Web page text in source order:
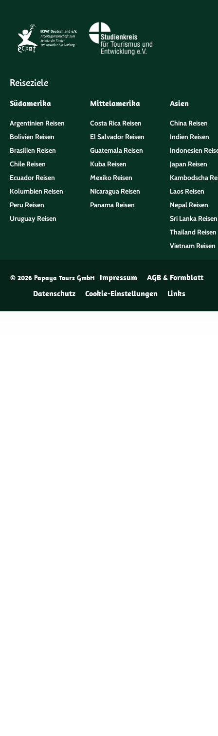
Reiseziele
Südamerika
Argentinien Reisen
Bolivien Reisen
Brasilien Reisen
Chile Reisen
Ecuador Reisen
Kolumbien Reisen
Peru Reisen
Uruguay Reisen
Mittelamerika
Costa Rica Reisen
El Salvador Reisen
Guatemala Reisen
Kuba Reisen
Mexiko Reisen
Nicaragua Reisen
Panama Reisen
Asien
China Reisen
Indien Reisen
Indonesien
Japan Reisen
Kambodscha
Laos Reisen
Nepal Reisen
Sri Lanka Reisen
Thailand Reisen
Vietnam Reisen
© 2026 Papaya Tours GmbH Impressum
AGB & Formblatt
Datenschutz
Cookie-Einstellungen Links